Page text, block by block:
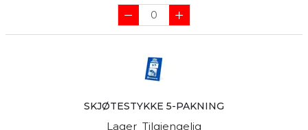
SKJØTESTYKKE 5-PAKNING
Lager Tilgjengelig